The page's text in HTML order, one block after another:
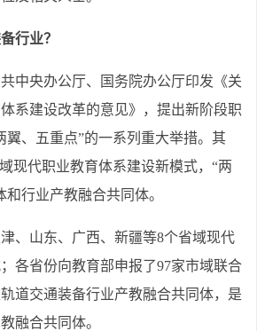
行业？
央办公厅、国务院办公厅印发《关
系建设改革的意见》，提出新阶段职
翼、五重点”的一系列重大举措。其
现代职业教育体系建设新模式，“两
行业产教融合共同体。
山东、广西、新疆等8个省域现代
各省份向教育部申报了97家市域联合
道交通装备行业产教融合共同体，是
融合共同体。